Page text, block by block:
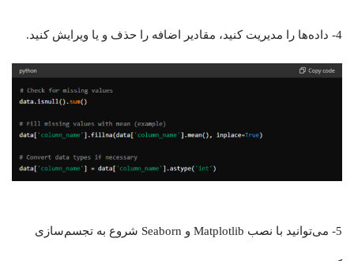
4- داده‌ها را مدیریت کنید، مقادیر اضافه را حذف و یا ویرایش کنید.
5- می‌توانید با نصب Matplotlib و Seaborn شروع به تجسم‌سازی